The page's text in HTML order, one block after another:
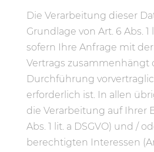
Die Verarbeitung dieser
Grundlage von Art. 6 Abs. 1
sofern Ihre Anfrage mit
Vertrags zusammenhängt
Durchführung
erforderlich ist. In allen
die Verarbeitung auf Ihrer
Abs. 1 lit. a DSGVO) und /
berechtigten Interessen